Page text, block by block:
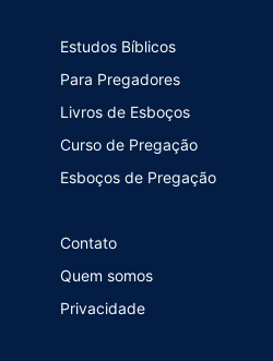
Estudos Bíblicos
Para Pregadores
Livros de Esboços
Curso de Pregação
Esboços de Pregação
Contato
Quem somos
Privacidade